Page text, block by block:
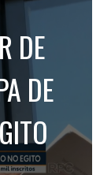
DE
DE